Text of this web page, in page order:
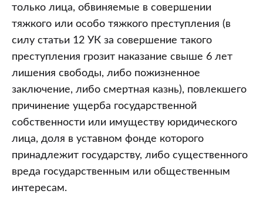
только лица, обвиняемые в совершении
тяжкого или особо тяжкого преступления (в
силу статьи 12 УК за совершение такого
преступления грозит наказание свыше 6 лет
лишения свободы, либо пожизненное
заключение, либо смертная казнь), повлекшего
причинение ущерба государственной
собственности или имуществу юридического
лица, доля в уставном фонде которого
принадлежит государству, либо существенного
вреда государственным или общественным
интересам.